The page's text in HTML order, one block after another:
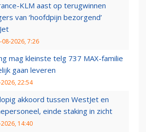
KLM aast op terugwinnen
van ‘hoofdpijn bezorgend’
08-2026, 7:26
mag kleinste telg 737 MAX-familie
gaan leveren
22:54
akkoord tussen WestJet en
einde staking in zicht
14:40